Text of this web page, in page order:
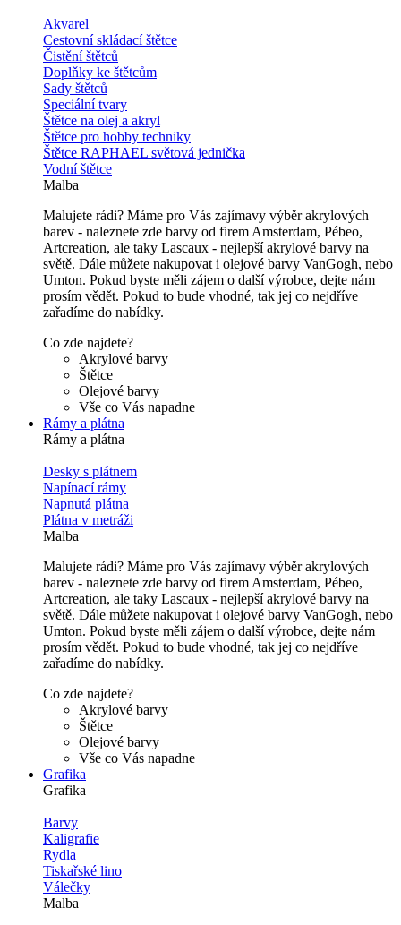
Akvarel
Cestovní skládací štětce
Čistění štětců
Doplňky ke štětcům
Sady štětců
Speciální tvary
Štětce na olej a akryl
Štětce pro hobby techniky
Štětce RAPHAEL světová jednička
Vodní štětce
Malba
Malujete rádi? Máme pro Vás zajímavy výběr akrylových
barev - naleznete zde barvy od firem Amsterdam, Pébeo,
Artcreation, ale taky Lascaux - nejlepší akrylové barvy na
světě. Dále můžete nakupovat i olejové barvy VanGogh, nebo
Umton. Pokud byste měli zájem o další výrobce, dejte nám
prosím vědět. Pokud to bude vhodné, tak jej co nejdříve
zařadíme do nabídky.
Co zde najdete?
Akrylové barvy
Štětce
Olejové barvy
Vše co Vás napadne
Rámy a plátna
Rámy a plátna
Desky s plátnem
Napínací rámy
Napnutá plátna
Plátna v metráži
Malba
Malujete rádi? Máme pro Vás zajímavy výběr akrylových
barev - naleznete zde barvy od firem Amsterdam, Pébeo,
Artcreation, ale taky Lascaux - nejlepší akrylové barvy na
světě. Dále můžete nakupovat i olejové barvy VanGogh, nebo
Umton. Pokud byste měli zájem o další výrobce, dejte nám
prosím vědět. Pokud to bude vhodné, tak jej co nejdříve
zařadíme do nabídky.
Co zde najdete?
Akrylové barvy
Štětce
Olejové barvy
Vše co Vás napadne
Grafika
Grafika
Barvy
Kaligrafie
Rydla
Tiskařské lino
Válečky
Malba